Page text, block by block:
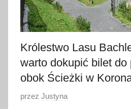
Królestwo Lasu
warto dokupić bilet do
obok Ścieżki w
O
przez Justyna